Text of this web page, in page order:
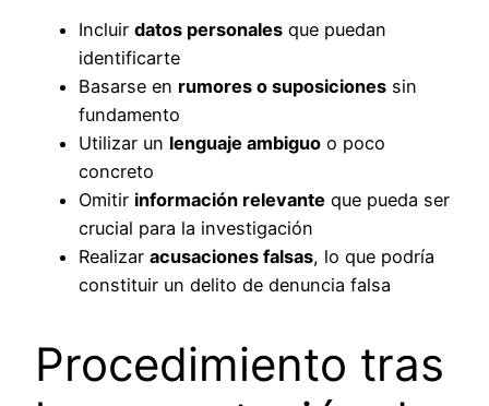
Incluir datos personales que puedan
identificarte
Basarse en rumores o suposiciones sin
fundamento
Utilizar un lenguaje ambiguo o poco
concreto
Omitir información relevante que pueda ser
crucial para la investigación
Realizar acusaciones falsas, lo que podría
constituir un delito de denuncia falsa
Procedimiento tras